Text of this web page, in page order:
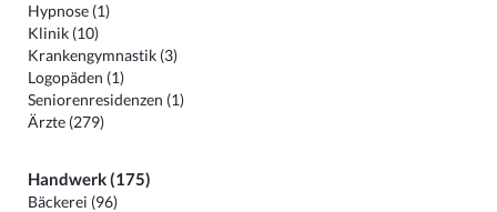
Hypnose (1)
Klinik (10)
Krankengymnastik (3)
Logopäden (1)
Seniorenresidenzen (1)
Ärzte (279)
Handwerk (175)
Bäckerei (96)